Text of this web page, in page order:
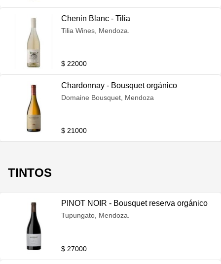
Chenin Blanc - Tilia
Tilia Wines, Mendoza.
$ 22000
Chardonnay - Bousquet orgánico
Domaine Bousquet, Mendoza
$ 21000
TINTOS
PINOT NOIR - Bousquet reserva orgánico
Tupungato, Mendoza.
$ 27000